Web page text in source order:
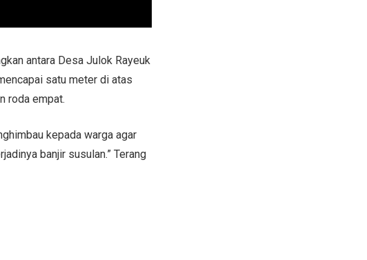
antara Desa Julok Rayeuk
satu meter di atas
roda empat.
kepada warga agar
banjir susulan.” Terang